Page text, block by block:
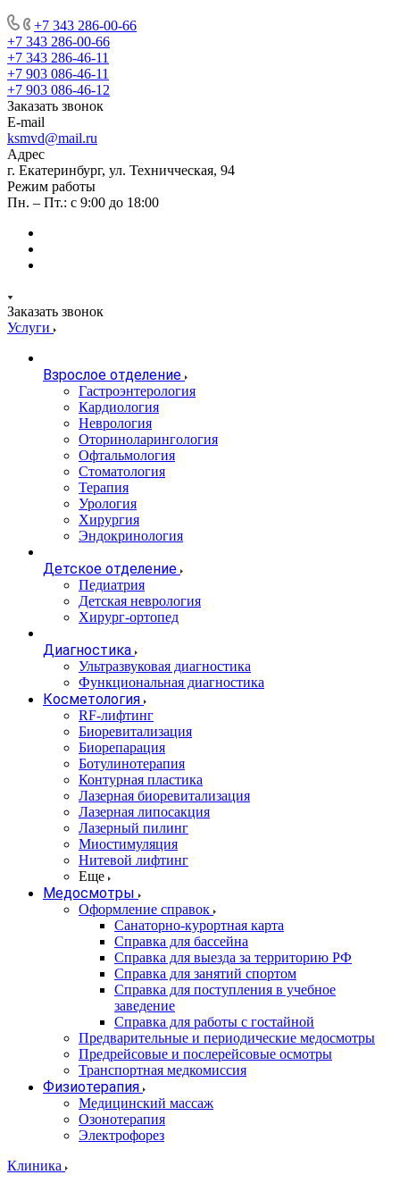
+7 343 286-00-66
+7 343 286-00-66
+7 343 286-46-11
+7 903 086-46-11
+7 903 086-46-12
Заказать звонок
E-mail
ksmvd@mail.ru
Адрес
г. Екатеринбург, ул. Техничческая, 94
Режим работы
Пн. – Пт.: с 9:00 до 18:00
Заказать звонок
Услуги
Взрослое отделение
Гастроэнтерология
Кардиология
Неврология
Оториноларингология
Офтальмология
Стоматология
Терапия
Урология
Хирургия
Эндокринология
Детское отделение
Педиатрия
Детская неврология
Хирург-ортопед
Диагностика
Ультразвуковая диагностика
Функциональная диагностика
Косметология
RF-лифтинг
Биоревитализация
Биорепарация
Ботулинотерапия
Контурная пластика
Лазерная биоревитализация
Лазерная липосакция
Лазерный пилинг
Миостимуляция
Нитевой лифтинг
Еще
Медосмотры
Оформление справок
Санаторно-курортная карта
Справка для бассейна
Справка для выезда за территорию РФ
Справка для занятий спортом
Справка для поступления в учебное
заведение
Справка для работы с гостайной
Предварительные и периодические медосмотры
Предрейсовые и послерейсовые осмотры
Транспортная медкомиссия
Физиотерапия
Медицинский массаж
Озонотерапия
Электрофорез
Клиника